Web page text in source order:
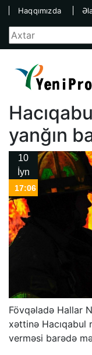
Haqqımızda
yanğın
10
İyn
17:06
Fövqəladə Hallar
xəttinə Hacıqabul
verməsi barədə